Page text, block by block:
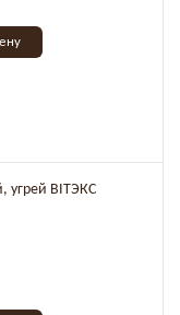
угрей BITЭКС